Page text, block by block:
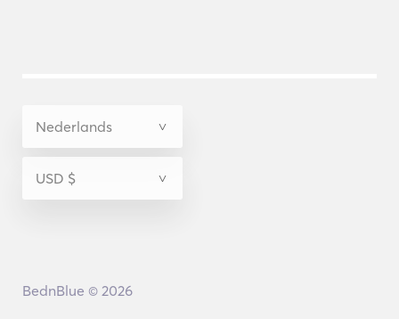
BednBlue © 2026